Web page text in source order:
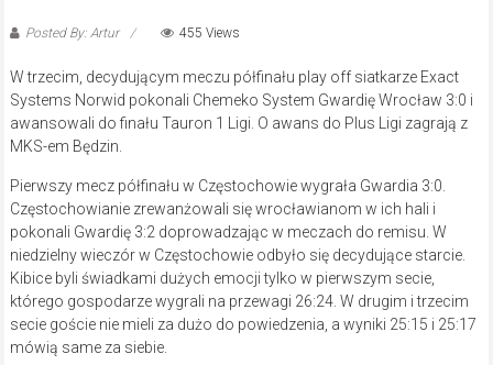
Posted By: Artur 455 Views
W trzecim, decydującym meczu półfinału play off siatkarze Exact
Systems Norwid pokonali Chemeko System Gwardię Wrocław 3:0 i
awansowali do finału Tauron 1 Ligi. O awans do Plus Ligi zagrają z
MKS-em Będzin.
Pierwszy mecz półfinału w Częstochowie wygrała Gwardia 3:0.
Częstochowianie zrewanżowali się wrocławianom w ich hali i
pokonali Gwardię 3:2 doprowadzając w meczach do remisu. W
niedzielny wieczór w Częstochowie odbyło się decydujące starcie.
Kibice byli świadkami dużych emocji tylko w pierwszym secie,
którego gospodarze wygrali na przewagi 26:24. W drugim i trzecim
secie goście nie mieli za dużo do powiedzenia, a wyniki 25:15 i 25:17
mówią same za siebie.